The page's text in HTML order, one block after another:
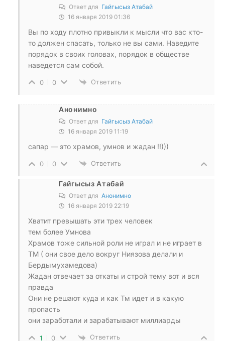
Ответ для Гайгысыз Атабай
16 января 2019 01:36
Вы по ходу плотно привыкли к мысли что вас кто-
то должен спасать, только не вы сами. Наведите
порядок в своих головах, порядок в обществе
наведется сам собой.
0 0 Ответить
Анонимно
Ответ для Гайгысыз Атабай
16 января 2019 11:19
сапар — это храмов, умнов и жадан !!)))
0 0 Ответить
Гайгысыз Атабай
Ответ для Анонимно
16 января 2019 22:19
Хватит превышать эти трех человек
тем более Умнова
Храмов тоже сильной роли не играл и не играет в
ТМ ( они свое дело вокруг Ниязова делали и
Бердымухамедова)
Жадан отвечает за откаты и строй тему вот и вся
правда
Они не решают куда и как Тм идет и в какую
пропасть
они заработали и зарабатывают миллиарды
1 0 Ответить